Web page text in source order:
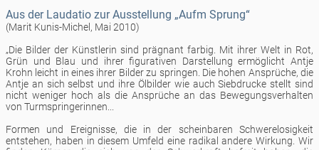
Aus der Laudatio zur Ausstellung „Aufm Sprung“
(Marit Kunis-Michel, Mai 2010)
„Die Bilder der Künstlerin sind prägnant farbig. Mit ihrer Welt in Rot,
Grün und Blau und ihrer figurativen Darstellung ermöglicht Antje
Krohn leicht in eines ihrer Bilder zu springen. Die hohen Ansprüche, die
Antje an sich selbst und ihre Ölbilder wie auch Siebdrucke stellt sind
nicht weniger hoch als die Ansprüche an das Bewegungsverhalten
von Turmspringerinnen...
Formen und Ereignisse, die in der scheinbaren Schwerelosigkeit
entstehen, haben in diesem Umfeld eine radikal andere Wirkung. Wir